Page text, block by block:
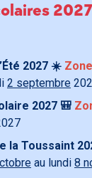
2027 ☀️
2 septembre
2027 🎒
la Toussaint
au lundi 8